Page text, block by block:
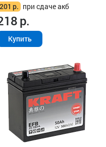
201 р. при сдаче акб
р.
Купить